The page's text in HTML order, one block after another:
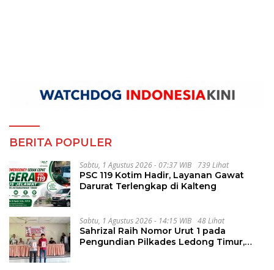
BERITA POPULER
Sabtu, 1 Agustus 2026 - 07:37 WIB 739 Lihat
PSC 119 Kotim Hadir, Layanan Gawat
Darurat Terlengkap di Kalteng
Sabtu, 1 Agustus 2026 - 14:15 WIB 48 Lihat
Sahrizal Raih Nomor Urut 1 pada
Pengundian Pilkades Ledong Timur,